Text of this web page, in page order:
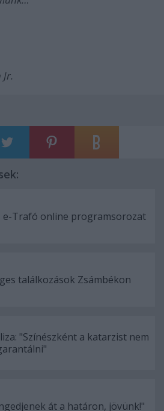
e-Trafó online programsorozat
találkozások Zsámbékon
"Színészként a katarzist nem
át a határon, jövünk!"